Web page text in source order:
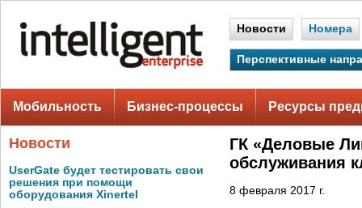
Новости Номера
Перспективные
Мобильность Бизнес-процессы Ресурсы
Новости
UserGate будет тестировать свои
решения при помощи
оборудования Xinertel
ГК «Деловые
обслуживания
8 февраля 2017 г.